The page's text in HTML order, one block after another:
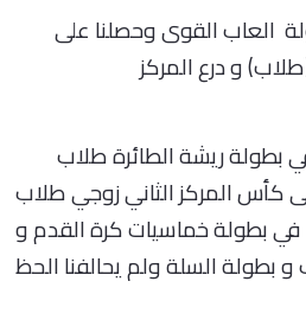
العاب القوى وحصلنا على
و درع المركز
بطولة ريشة الطائرة طلاب
كأس المركز الثاني زوجي طلاب
في بطولة خماسيات كرة القدم و
بطولة السلة ولم يحالفنا الحظ